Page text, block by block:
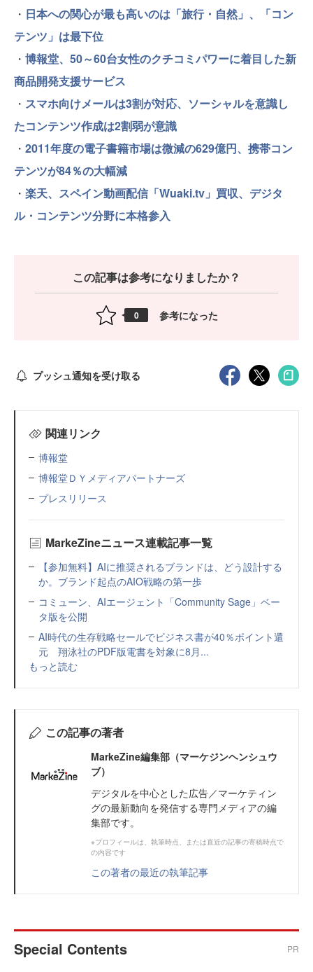
・ 日本への関心が最も高いのは「旅行・自然」、「コン
テンツ」は最下位
・ 博報堂、50～60台女性のクチコミパワーに着目した新
商品開発支援サービス
・ スマホ向けメールは3割が対応、ソーシャルを意識し
たコンテンツ作成は2割弱が意識
・ 2011年度の電子書籍市場は微減の629億円、携帯コン
テンツが84％の大幅減
・ 楽天、スペイン動画配信「Wuaki.tv」買収、デジタ
ル・コンテンツ分野に本格参入
この記事は参考になりましたか？
0 参考になった
プッシュ通知を受け取る
関連リンク
博報堂
博報堂ＤＹメディアパートナーズ
プレスリリース
MarkeZineニュース連載記事一覧
【参加無料】AIに推奨されるブランドは、どう設計する
か。ブランド起点のAIO戦略の第一歩
コミューン、AIエージェント「Community Sage」ベー
タ版を公開
AI時代の生存戦略セールでビジネス書が40％ポイント還
元 翔泳社のPDF版電書を対象に8月...
もっと読む
この記事の著者
MarkeZine編集部（マーケジンヘンシュウ
ブ）
デジタルを中心とした広告／マーケティン
グの最新動向を発信する専門メディアの編
集部です。
※プロフィールは、執筆時点、または直近の記事の寄稿時点で
の内容です
この著者の最近の執筆記事
Special Contents PR